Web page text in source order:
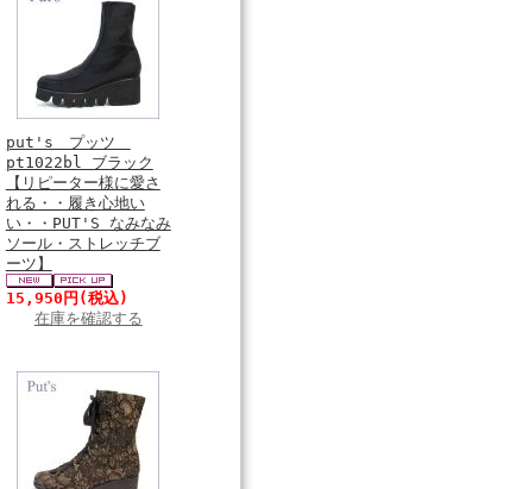
put's プッツ
pt1022bl ブラック
【リピーター様に愛さ
れる・・履き心地い
い・・PUT'S なみなみ
ソール・ストレッチブ
ーツ】
15,950円 (税込)
在庫を確認する